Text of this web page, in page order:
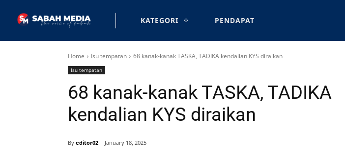
KATEGORI PENDAPAT
Home Isu tempatan 68 kanak-kanak TASKA, TADIKA kendalian KYS diraikan
Isu tempatan
68 kanak-kanak TASKA, TADIKA
kendalian KYS diraikan
By editor02 January 18, 2025